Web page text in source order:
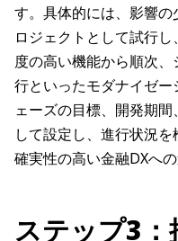
す。具体的には、影響
ロジェクトとして試行
度の高い機能から順次
行といったモダナイゼ
ェーズの目標、開発期
して設定し、進行状況を
確実性の高い金融DXへ
ステップ3